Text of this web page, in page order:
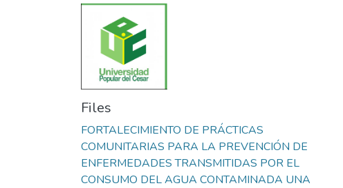
Files
FORTALECIMIENTO DE PRÁCTICAS
COMUNITARIAS PARA LA PREVENCIÓN DE
ENFERMEDADES TRANSMITIDAS POR EL
CONSUMO DEL AGUA CONTAMINADA UNA